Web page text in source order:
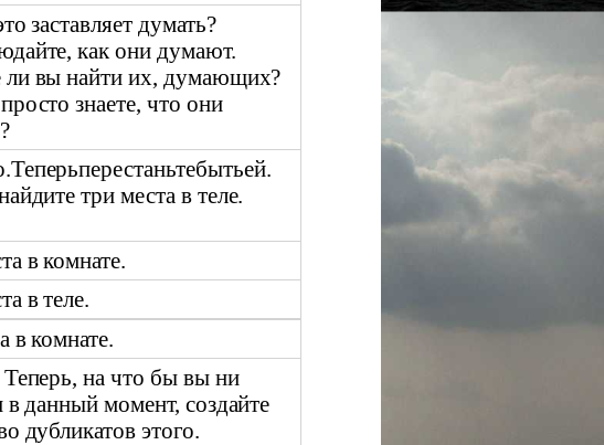
заставляет думать?
как они думают.
вы найти их, думающих?
знаете, что они
три места в теле.
в комнате.
в теле.
в комнате.
на что бы вы ни
в данный момент, создайте
дубликатов этого.